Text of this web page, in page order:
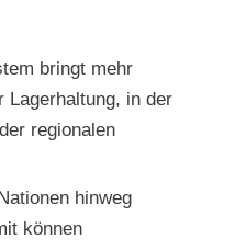
bringt mehr
Lagerhaltung, in der
regionalen
hinweg
können